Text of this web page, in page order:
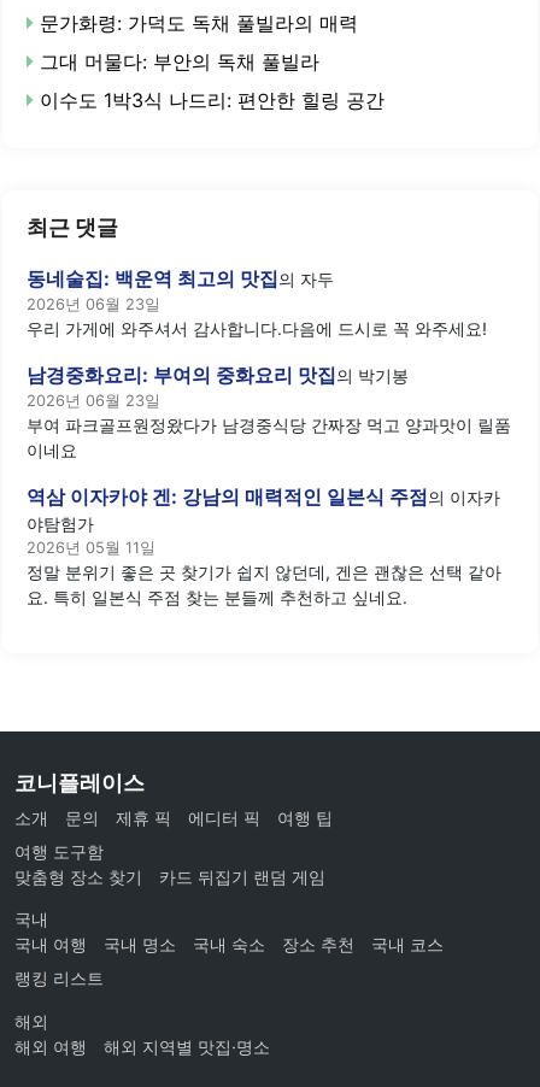
문가화령: 가덕도 독채 풀빌라의 매력
그대 머물다: 부안의 독채 풀빌라
이수도 1박3식 나드리: 편안한 힐링 공간
최근 댓글
동네술집: 백운역 최고의 맛집의 자두
2026년 06월 23일
우리 가게에 와주셔서 감사합니다.다음에 드시로 꼭 와주세요!
남경중화요리: 부여의 중화요리 맛집의 박기봉
2026년 06월 23일
부여 파크골프원정왔다가 남경중식당 간짜장 먹고 양과맛이 릴품
이네요
역삼 이자카야 겐: 강남의 매력적인 일본식 주점의 이자카
야탐험가
2026년 05월 11일
정말 분위기 좋은 곳 찾기가 쉽지 않던데, 겐은 괜찮은 선택 같아
요. 특히 일본식 주점 찾는 분들께 추천하고 싶네요.
코니플레이스
소개 문의 제휴 픽 에디터 픽
여행 팁
여행 도구함
맞춤형 장소 찾기
카드 뒤집기 랜덤 게임
국내
국내 여행
국내 명소 국내 숙소 장소 추천
국내 코스
랭킹 리스트
해외
해외 여행
해외 지역별 맛집·명소